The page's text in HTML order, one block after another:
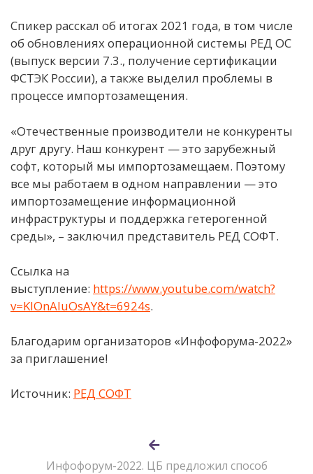
Спикер расскал об итогах 2021 года, в том числе
об обновлениях операционной системы РЕД ОС
(выпуск версии 7.3., получение сертификации
ФСТЭК России), а также выделил проблемы в
процессе импортозамещения.
«Отечественные производители не конкуренты
друг другу. Наш конкурент — это зарубежный
софт, который мы импортозамещаем. Поэтому
все мы работаем в одном направлении — это
импортозамещение информационной
инфраструктуры и поддержка гетерогенной
среды», – заключил представитель РЕД СОФТ.
Ссылка на
выступление: https://www.youtube.com/watch?
v=KIOnAIuOsAY&t=6924s.
Благодарим организаторов «Инфофорума-2022»
за приглашение!
Источник: РЕД СОФТ
Инфофорум-2022. ЦБ предложил способ